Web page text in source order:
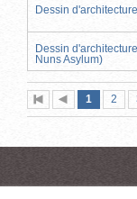
Dessin
Dessin
Nuns Asylum)
Première
pageprécédente
Page
1 (page
actuelle)
Page
2